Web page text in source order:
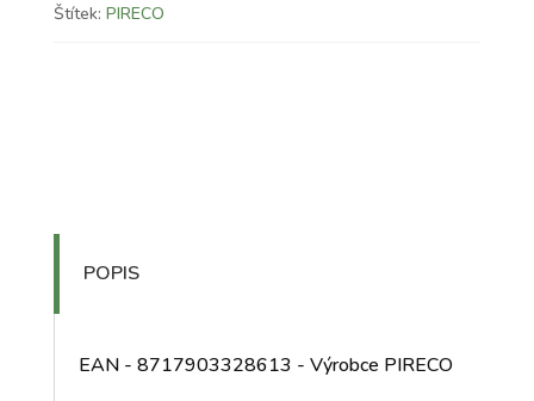
Štítek: PIRECO
POPIS
EAN - 8717903328613 - Výrobce PIRECO